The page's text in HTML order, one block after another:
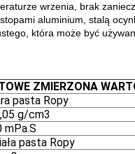
wrzenia, brak
aluminium, stalą
która może być
ZMIERZONA
pasta Ropy
g/cm3
mPa.S
pasta Ropy